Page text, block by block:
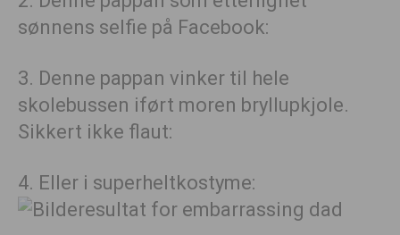
sønnens selfie på Facebook:
3. Denne pappan vinker til hele
skolebussen iført moren bryllupkjole.
Sikkert ikke flaut:
4. Eller i superheltkostyme: